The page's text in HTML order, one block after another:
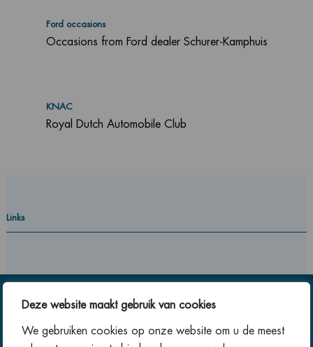
Deze website maakt gebruik van cookies
We gebruiken cookies op onze website om u de meest
Links
Ford occasions
Occasions from Ford dealer Schurer-Kamphuis
KNAC
Royal Dutch Automobile Club
Contact